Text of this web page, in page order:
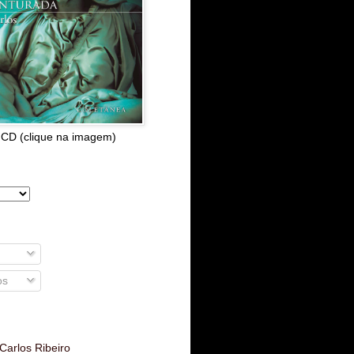
(clique na imagem)
Ribeiro